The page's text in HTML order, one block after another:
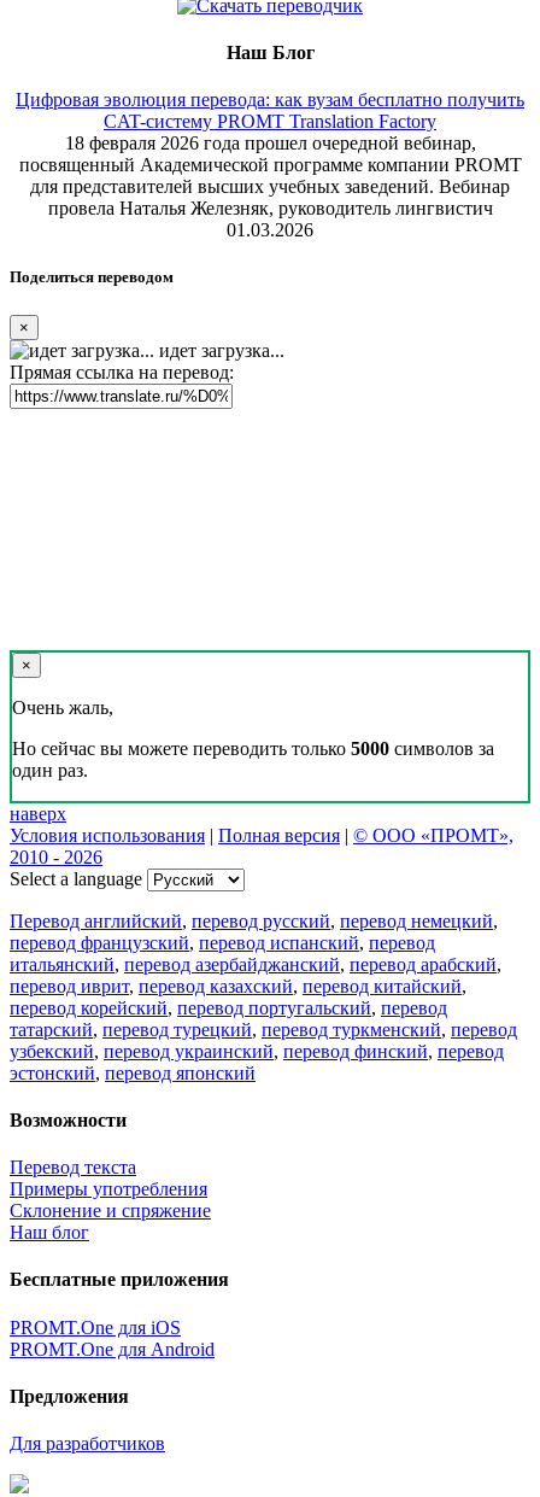
Наш Блог
Цифровая эволюция перевода: как вузам бесплатно получить
CAT-систему PROMT Translation Factory
18 февраля 2026 года прошел очередной вебинар,
посвященный Академической программе компании PROMT
для представителей высших учебных заведений. Вебинар
провела Наталья Железняк, руководитель лингвистич
01.03.2026
Поделиться переводом
×
идет загрузка...
Прямая ссылка на перевод:
×
Очень жаль,
Но сейчас вы можете переводить только 5000 символов за
один раз.
наверх
Условия использования | Полная версия | © ООО «ПРОМТ»,
2010 - 2026
Select a language
Перевод английский, перевод русский, перевод немецкий,
перевод французский, перевод испанский, перевод
итальянский, перевод азербайджанский, перевод арабский,
перевод иврит, перевод казахский, перевод китайский,
перевод корейский, перевод португальский, перевод
татарский, перевод турецкий, перевод туркменский, перевод
узбекский, перевод украинский, перевод финский, перевод
эстонский, перевод японский
Возможности
Перевод текста
Примеры употребления
Склонение и спряжение
Наш блог
Бесплатные приложения
PROMT.One для iOS
PROMT.One для Android
Предложения
Для разработчиков